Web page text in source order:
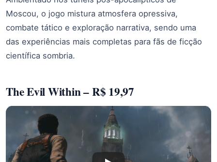
Moscou, o jogo mistura atmosfera opressiva,
combate tático e exploração narrativa, sendo uma
das experiências mais completas para fãs de ficção
científica sombria.
The Evil Within – R$ 19,97